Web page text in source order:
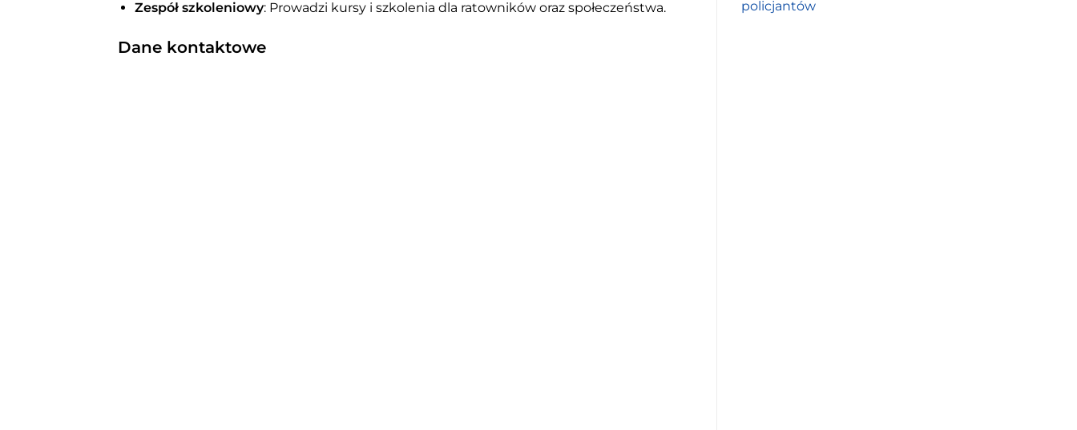
Zespół szkoleniowy: Prowadzi kursy i szkolenia dla ratowników oraz społeczeństwa.
Dane kontaktowe
policjantów